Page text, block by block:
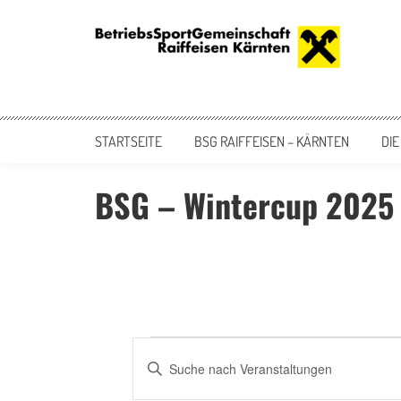
BSG Raiffeisen – Kärnten
STARTSEITE BSG RAIFFEISEN – KÄRNTEN
BSG – Wintercup 2025
Veranstaltungen
Veranstaltungen
Suche
Bitte
Schlüsselwort